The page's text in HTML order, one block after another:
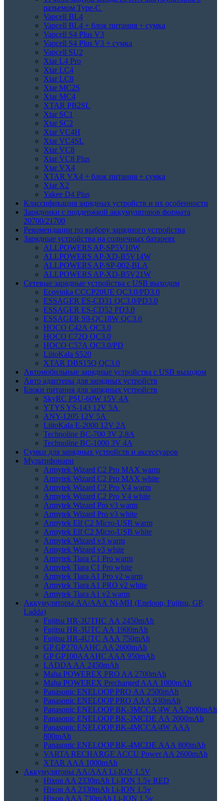
разъемом Type-C
Vapcell BL4
Vapcell BL4 + блок питания + сумка
Vapcell S4 Plus V3
Vapcell S4 Plus V3 + сумка
Vapcell SU2
Xtar L4 Pro
Xtar LC4
Xtar LC8
Xtar MC2S
Xtar MC4
XTAR PB2SL
Xtar SC1
Xtar SC2
Xtar VC4H
Xtar VC4SL
Xtar VC8
Xtar VC8 Plus
Xtar VX4
XTAR VX4 + блок питания + сумка
Xtar X2
Yakee D4 Plus
Классификация зарядных устройств и их особенности
Зарядники с поддержкой аккумуляторов формата
20700/21700
Рекомендации по выбору зарядного устройства
Зарядные устройства на солнечных батареях
ALLPOWERS AP-SP5V10W
ALLPOWERS AP-XD-B5V14W
ALLPOWERS AP-SP-002-BLA
ALLPOWERS AP-XD-B5V21W
Сетевые зарядные устройства с USB выходом
Ecovinka CCCP20UE QC3.0/PD3.0
ESSAGER ES-CD31 QC3.0/PD3.0
ESSAGER ES-CD52 PD3.0
ESSAGER S9-QC18W QC3.0
HOCO C42A QC3.0
HOCO C72Q QC3.0
HOCO C57A QC3.0/PD
LiitoKala S520
XTAR DBS15Q QC3.0
Автомобильные зарядные устройства с USB выходом
Авто адаптеры для зарядных устройств
Блоки питания для зарядных устройств
SkyRC PSU-60W 15V 4A
YTYS YS-143 12V 5A
ANY-1205 12V 5A
LiitoKala E-2000 12V 2A
Technoline BC-700 3V 2,8A
Technoline BC-1000 3V 4A
Сумки для зарядных устройств и аксессуаров
Мультифонари
Armytek Wizard C2 Pro MAX warm
Armytek Wizard C2 Pro MAX white
Armytek Wizard C2 Pro V4 warm
Armytek Wizard C2 Pro V4 white
Armytek Wizard Pro v3 warm
Armytek Wizard Pro v3 white
Armytek Elf C2 Micro-USB warm
Armytek Elf C2 Micro-USB white
Armytek Wizard v3 warm
Armytek Wizard v3 white
Armytek Tiara C1 Pro warm
Armytek Tiara C1 Pro white
Armytek Tiara A1 Pro v2 warm
Armytek Tiara A1 PRO v2 white
Armytek Tiara A1 v2 warm
Аккумуляторы АА/ААА Ni-MH (Eneloop, Fujitsu, GP,
Ladda)
Fujitsu HR-3UTHC АА 2450mAh
Fujitsu HR-3UTC АА 1900mAh
Fujitsu HR-4UTC АAА 750mAh
GP GP270AAHC AA 2600mAh
GP GP100AAAHC AAA 950mAh
LADDA АА 2450mAh
Maha POWEREX PRO AA 2700mAh
Maha POWEREX Precharged AAA 1000mAh
Panasonic ENELOOP PRO АА 2500mAh
Panasonic ENELOOP PRO АAА 930mAh
Panasonic ENELOOP BK-3MCCA/4W АA 2000mAh
Panasonic ENELOOP BK-3MCDE АА 2000mAh
Panasonic ENELOOP BK-4MCCA/4W ААA
800mAh
Panasonic ENELOOP BK-4MCDE АAА 800mAh
VARTA RECHARGE ACCU Power AA 2600mAh
XTAR AAA 1000mAh
Аккумуляторы АА/AAA Li-ION 1.5V
Hixon AA 2330mAh Li-ION 1.5v RED
Hixon AA 2330mAh Li-ION 1.5v
Hixon AAA 730mAh Li-ION 1.5v